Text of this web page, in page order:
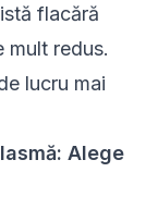
flacără
mult redus.
lucru mai
Alege